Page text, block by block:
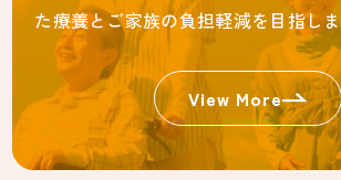
た療養とご家族の負担軽減を目指しま
View More